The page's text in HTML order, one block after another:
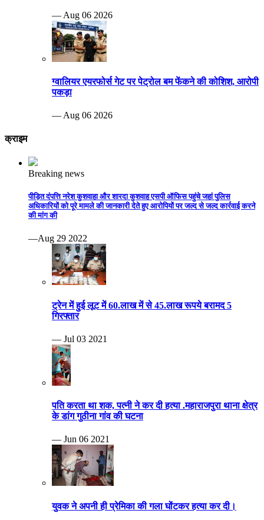
— Aug 06 2026
ग्वालियर एयरफोर्स गेट पर पेट्रोल बम फेंकने की कोशिश, आरोपी
पकड़ा
— Aug 06 2026
क्राइम
Breaking news
पीड़ित दंपत्ति नरेश कुशवाहा और शारदा कुशवाह एसपी ऑफिस पहुंचे जहां पुलिस
अधिकारियों को पूरे मामले की जानकारी देते हुए आरोपियों पर जल्द से जल्द कार्रवाई करने
की मांग की
—Aug 29 2022
ट्रेन में हुई लूट में 60.लाख में से 45.लाख रूपये बरामद 5
गिरफ्तार
— Jul 03 2021
पति करता था शक, पत्नी ने कर दी हत्या .महाराजपुरा थाना क्षेत्र
के डांग गुठीना गांव की घटना
— Jun 06 2021
युवक ने अपनी ही प्रेमिका की गला घोंटकर हत्या कर दी।